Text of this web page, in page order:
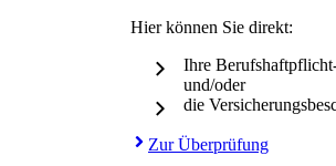
Hier können Sie direkt:
Ihre
und/oder
die
Zur Überprüfung